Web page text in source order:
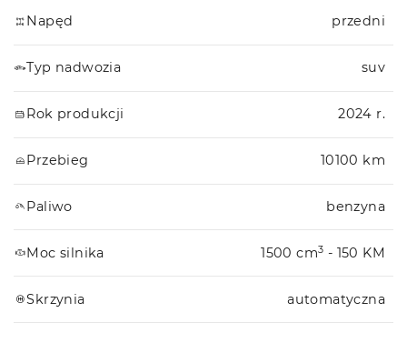
Napęd przedni
Typ nadwozia suv
Rok produkcji 2024 r.
Przebieg 10100 km
Paliwo benzyna
Moc silnika 1500 cm3 - 150 KM
Skrzynia automatyczna